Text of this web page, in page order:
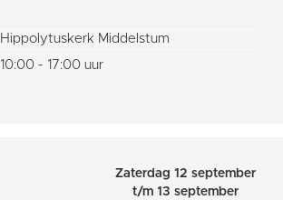
Hippolytuskerk Middelstum
10:00 - 17:00 uur
Zaterdag 12 september
t/m 13 september